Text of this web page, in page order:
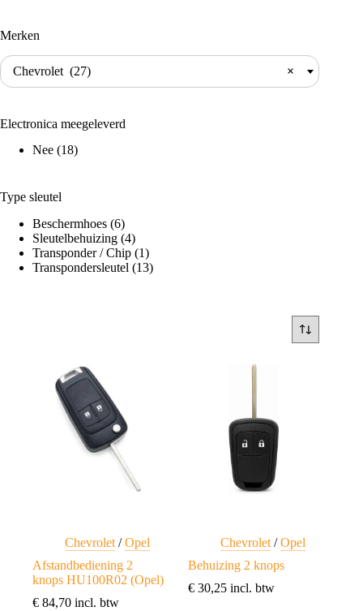
Chevrolet /Opel
Afstandbediening 2
knops HU100R02 (Opel)
€ 84,70 incl. btw
Chevrolet /Opel
Behuizing 2 knops
€ 30,25 incl. btw
Merken
×
Chevrolet (27)
Electronica meegeleverd
Nee (18)
Type sleutel
Beschermhoes (6)
Sleutelbehuizing (4)
Transponder / Chip (1)
Transpondersleutel (13)